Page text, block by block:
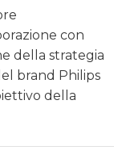
con
della strategia
brand Philips
della